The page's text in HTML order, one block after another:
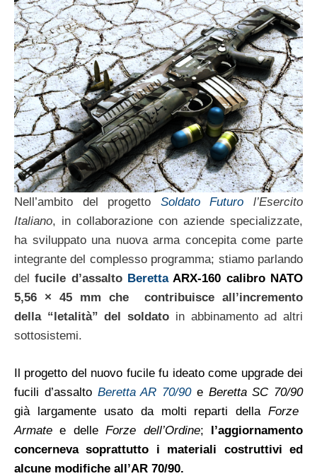
Nell’ambito del progetto Soldato Futuro l’Esercito
Italiano, in collaborazione con aziende specializzate,
ha sviluppato una nuova arma concepita come parte
integrante del complesso programma; stiamo parlando
delfucile d’assalto BerettaARX-160 calibro NATO
5,56 × 45 mm che contribuisce all’incremento
della “letalità” del soldato in abbinamento ad altri
sottosistemi.
Il progetto del nuovo fucile fu ideato come upgrade dei
fucili d’assalto BerettaAR 70/90e BerettaSC 70/90
già largamente usato da molti reparti dellaForze
Armate e delleForze dell’Ordine; l’aggiornamento
concerneva soprattutto i materiali costruttivi ed
alcune modifiche all’AR 70/90.